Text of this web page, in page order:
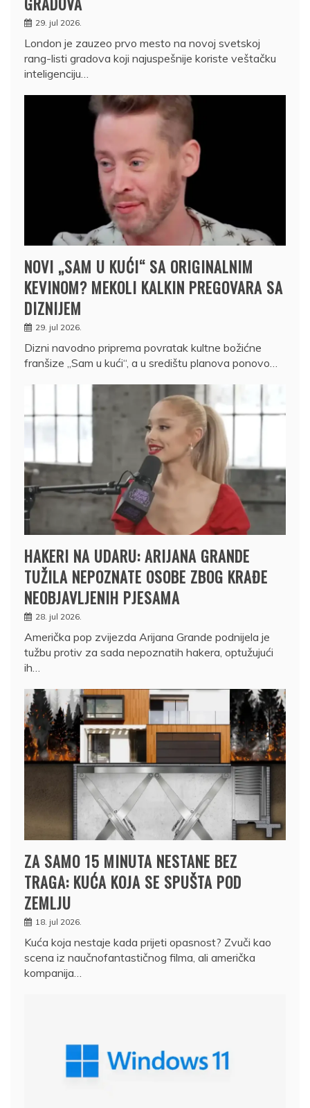
29. jul 2026.
London je zauzeo prvo mesto na novoj svetskoj
rang-listi gradova koji najuspešnije koriste veštačku
inteligenciju…
NOVI „SAM U KUĆI“ SA ORIGINALNIM
KEVINOM? MEKOLI KALKIN PREGOVARA SA
DIZNIJEM
29. jul 2026.
Dizni navodno priprema povratak kultne božićne
franšize „Sam u kući“, a u središtu planova ponovo…
HAKERI NA UDARU: ARIJANA GRANDE
TUŽILA NEPOZNATE OSOBE ZBOG KRAĐE
NEOBJAVLJENIH PJESAMA
28. jul 2026.
Američka pop zvijezda Arijana Grande podnijela je
tužbu protiv za sada nepoznatih hakera, optužujući
ih…
ZA SAMO 15 MINUTA NESTANE BEZ
TRAGA: KUĆA KOJA SE SPUŠTA POD
ZEMLJU
18. jul 2026.
Kuća koja nestaje kada prijeti opasnost? Zvuči kao
scena iz naučnofantastičnog filma, ali američka
kompanija…